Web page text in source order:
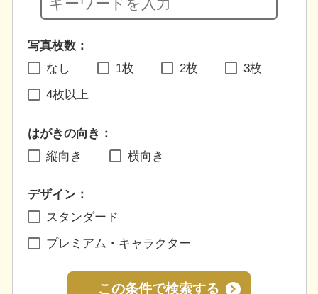
写真枚数：
なし
1枚 2枚 3枚
4枚以上
はがきの向き：
縦向き
横向き
デザイン：
スタンダード
プレミアム・キャラクター
この条件で検索する